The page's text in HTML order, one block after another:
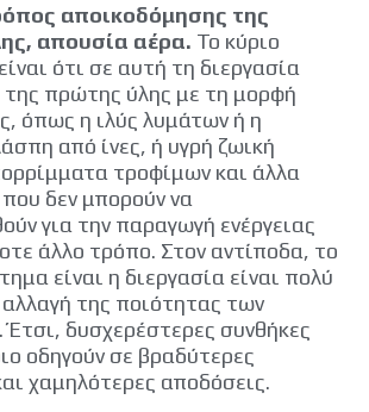
αποικοδόμησης της
απουσία αέρα. Το κύριο
ότι σε αυτή τη διεργασία
της πρώτης ύλης με τη μορφή
όπως η ιλύς λυμάτων ή η
από ίνες, ή υγρή ζωική
τροφίμων και άλλα
δεν μπορούν να
για την παραγωγή ενέργειας
άλλο τρόπο. Στον αντίποδα, το
είναι η διεργασία είναι πολύ
της ποιότητας των
δυσχερέστερες συνθήκες
οδηγούν σε βραδύτερες
χαμηλότερες αποδόσεις.